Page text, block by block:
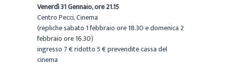
Venerdì 31 Gennaio, ore 21.15
Centro Pecci, Cinema
(repliche sabato 1 febbraio ore 18.30 e domenica 2
febbraio ore 16.30)
ingresso 7 € ridotto 5 € prevendite cassa del
cinema